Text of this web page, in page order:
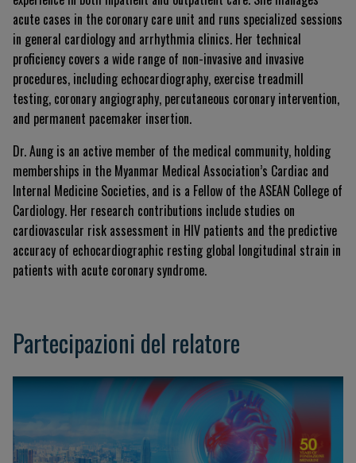
acute cases in the coronary care unit and runs specialized sessions
in general cardiology and arrhythmia clinics. Her technical
proficiency covers a wide range of non-invasive and invasive
procedures, including echocardiography, exercise treadmill
testing, coronary angiography, percutaneous coronary intervention,
and permanent pacemaker insertion.
Dr. Aung is an active member of the medical community, holding
memberships in the Myanmar Medical Association’s Cardiac and
Internal Medicine Societies, and is a Fellow of the ASEAN College of
Cardiology. Her research contributions include studies on
cardiovascular risk assessment in HIV patients and the predictive
accuracy of echocardiographic resting global longitudinal strain in
patients with acute coronary syndrome.
Partecipazioni del relatore